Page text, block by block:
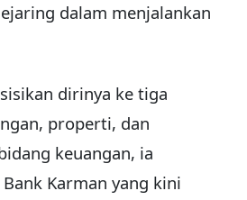
dalam menjalankan
dirinya ke tiga
properti, dan
keuangan, ia
Karman yang kini